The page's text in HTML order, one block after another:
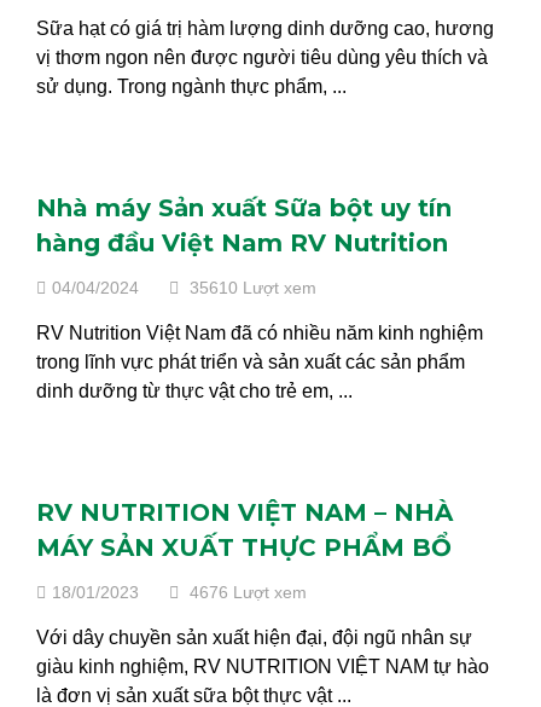
Sữa hạt có giá trị hàm lượng dinh dưỡng cao, hương
vị thơm ngon nên được người tiêu dùng yêu thích và
sử dụng. Trong ngành thực phẩm, ...
Nhà máy Sản xuất Sữa bột uy tín
hàng đầu Việt Nam RV Nutrition
04/04/2024 35610 Lượt xem
RV Nutrition Việt Nam đã có nhiều năm kinh nghiệm
trong lĩnh vực phát triển và sản xuất các sản phẩm
dinh dưỡng từ thực vật cho trẻ em, ...
RV NUTRITION VIỆT NAM – NHÀ
MÁY SẢN XUẤT THỰC PHẨM BỔ
SUNG VÀ SỮA HẠT
18/01/2023 4676 Lượt xem
Với dây chuyền sản xuất hiện đại, đội ngũ nhân sự
giàu kinh nghiệm, RV NUTRITION VIỆT NAM tự hào
là đơn vị sản xuất sữa bột thực vật ...